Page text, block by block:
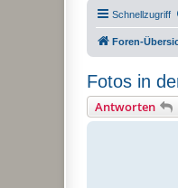
Schnellzugriff
Foren-
Fotos in
Antworten